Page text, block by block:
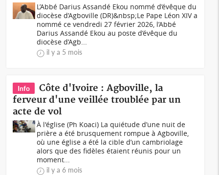
L’Abbé Darius Assandé Ekou nommé d’évêque du
diocèse d’Agboville (DR)&nbsp;Le Pape Léon XIV a
nommé ce vendredi 27 février 2026, l’Abbé
Darius Assandé Ekou au poste d’évêque du
diocèse d’Agb...
il y a 5 mois
Info
Côte d'Ivoire : Agboville, la
ferveur d'une veillée troublée par un
acte de vol
À l'église (Ph Koaci) La quiétude d’une nuit de
prière a été brusquement rompue à Agboville,
où une église a été la cible d’un cambriolage
alors que des fidèles étaient réunis pour un
moment...
il y a 6 mois